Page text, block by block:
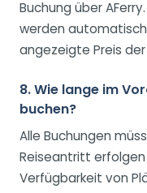
Buchung über
werden
angezeigte Preis der
8. Wie lange im
buchen?
Alle Buchungen
Reiseantritt
Verfügbarkeit von